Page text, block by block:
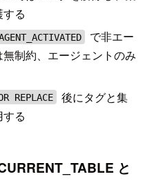
る
で非エー
制約、エージェントのみ
REPLACE
後にタグと集
る
と